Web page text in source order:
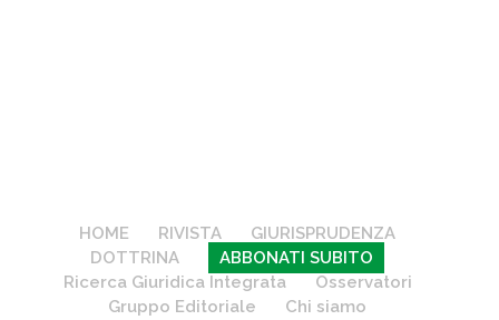
HOME RIVISTA
GIURISPRUDENZA
DOTTRINA
ABBONATI SUBITO
Ricerca Giuridica Integrata
Osservatori
Gruppo Editoriale
Chi siamo